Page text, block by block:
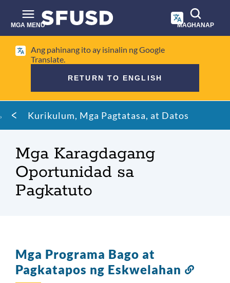
pangunahing
nilalaman
MGA MENU MAGHANAP
Paghahanap
Ang pahinang ito ay isinalin ng Google
Translate.
RETURN TO ENGLISH
MumoKurikulum, Mga Pagtatasa, at Datos
Mga Karagdagang
Oportunidad sa
Pagkatuto
Mga Programa Bago at
Pagkatapos ng Eskwelahan